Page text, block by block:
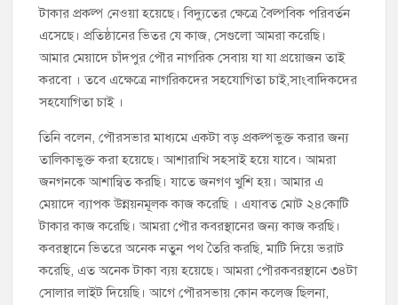
টাকার প্রকল্প নেওয়া হয়েছে। বিদ্যুতের ক্ষেত্রে বৈল্পবিক পরিবর্তন
এসেছে। প্রতিষ্ঠানের ভিতর যে কাজ, সেগুলো আমরা করেছি।
আমার মেয়াদে চাঁদপুর পৌর নাগরিক সেবায় যা যা প্রয়োজন তাই
করবো । তবে এক্ষেত্রে নাগরিকদের সহযোগিতা চাই,সাংবাদিকদের
সহযোগিতা চাই ।
তিনি বলেন, পৌরসভার মাধ্যমে একটা বড় প্রকল্পভুক্ত করার জন্য
তালিকাভুক্ত করা হয়েছে। আশারাখি সহসাই হয়ে যাবে। আমরা
জনগনকে আশান্বিত করছি। যাতে জনগণ খুশি হয়। আমার এ
মেয়াদে ব্যাপক উন্নয়নমূলক কাজ করেছি । এযাবত মোট ২৪কোটি
টাকার কাজ করেছি। আমরা পৌর কবরস্থানের জন্য কাজ করছি।
কবরস্থানে ভিতরে অনেক নতুন পথ তৈরি করছি, মাটি দিয়ে ভরাট
করেছি, এত অনেক টাকা ব্যয় হয়েছে। আমরা পৌরকবরস্থানে ৩৪টা
সোলার লাইট দিয়েছি। আগে পৌরসভায় কোন কলেজ ছিলনা,